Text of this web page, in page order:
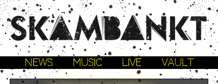
NEWS MUSIC LIVE VAULT